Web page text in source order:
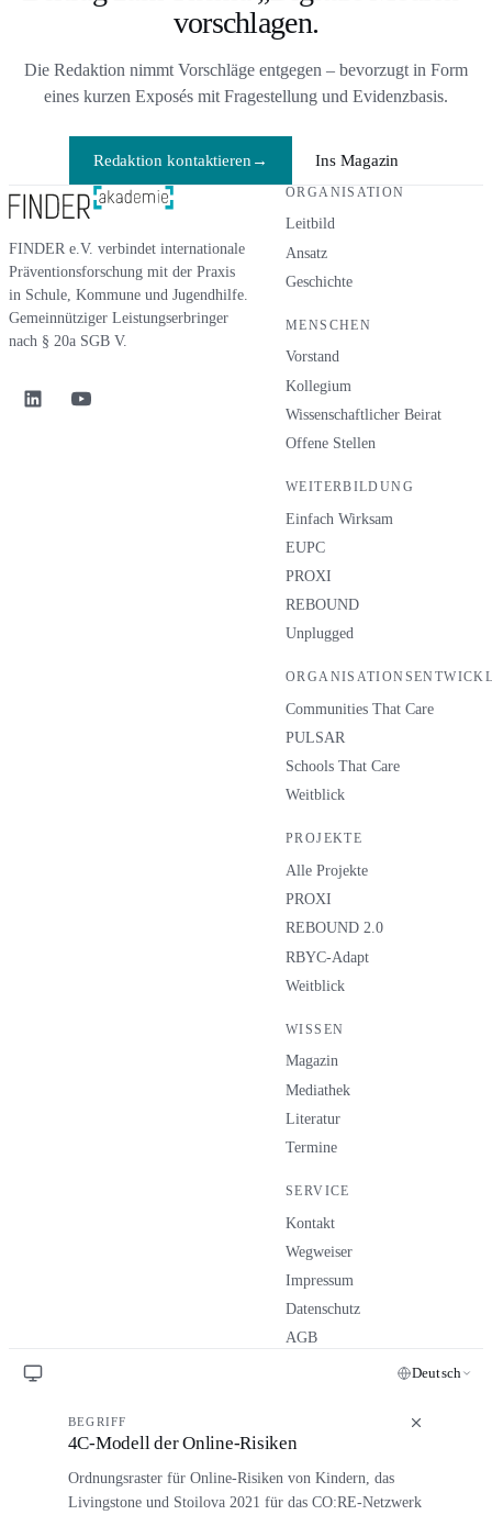
MINDSPACE – mit aktueller
empirischer Evidenz und ihren
vorschlagen.
Die Redaktion nimmt Vorschläge entgegen – bevorzugt in Form
eines kurzen Exposés mit Fragestellung und Evidenzbasis.
Redaktion kontaktieren → Ins Magazin
FINDER e.V. verbindet internationale
Präventionsforschung mit der Praxis
in Schule, Kommune und Jugendhilfe.
Gemeinnütziger Leistungserbringer
nach § 20a SGB V.
ORGANISATION
Leitbild
Ansatz
Geschichte
MENSCHEN
Vorstand
Kollegium
Wissenschaftlicher Beirat
Offene Stellen
WEITERBILDUNG
Einfach Wirksam
EUPC
PROXI
REBOUND
Unplugged
Communities That Care
PULSAR
Schools That Care
Weitblick
PROJEKTE
Alle Projekte
PROXI
REBOUND 2.0
RBYC-Adapt
Weitblick
WISSEN
Magazin
Mediathek
Literatur
Termine
SERVICE
Kontakt
Wegweiser
Impressum
Datenschutz
AGB
Deutsch
BEGRIFF
4C-Modell der Online-Risiken
Ordnungsraster für Online-Risiken von Kindern, das
Livingstone und Stoilova 2021 für das CO:RE-Netzwerk